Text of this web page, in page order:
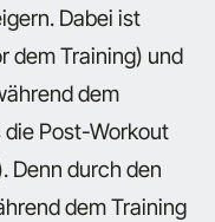
Dabei ist
dem Training) und
dem
Post-Workout
Denn durch den
dem Training